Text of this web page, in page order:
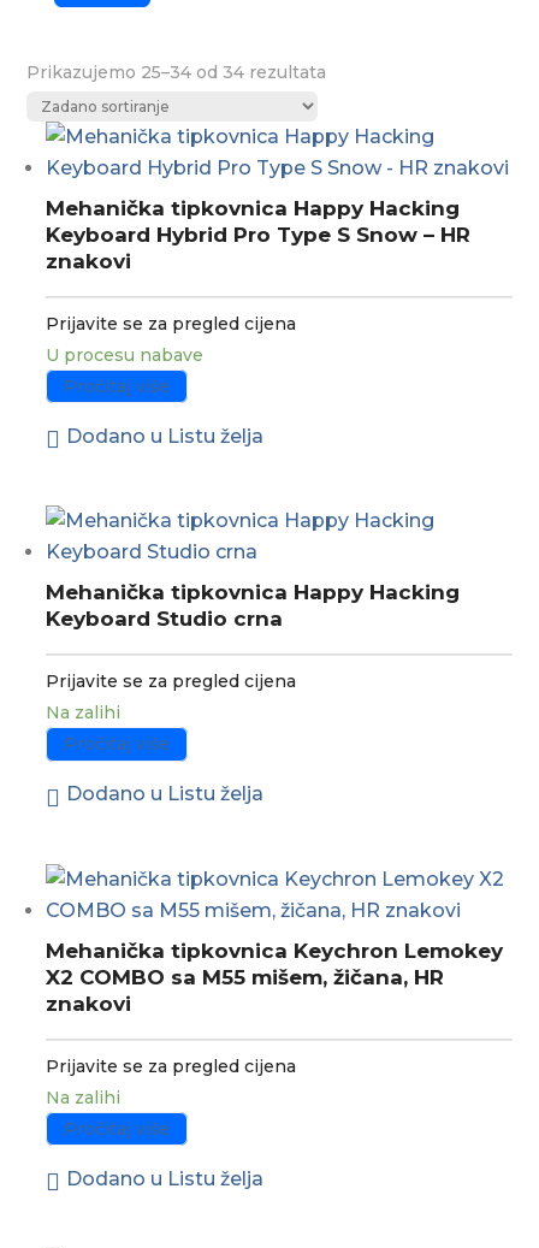
Prikazujemo 25–34 od 34 rezultata
Mehanička tipkovnica Happy Hacking
Keyboard Hybrid Pro Type S Snow – HR
znakovi
Prijavite se za pregled cijena
U procesu nabave
Pročitaj više
Dodano u Listu želja
Mehanička tipkovnica Happy Hacking
Keyboard Studio crna
Prijavite se za pregled cijena
Na zalihi
Pročitaj više
Dodano u Listu želja
Mehanička tipkovnica Keychron Lemokey
X2 COMBO sa M55 mišem, žičana, HR
znakovi
Prijavite se za pregled cijena
Na zalihi
Pročitaj više
Dodano u Listu želja